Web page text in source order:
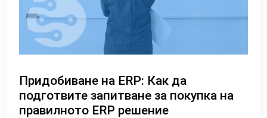
Придобиване на ERP: Как да
подготвите запитване за покупка на
правилното ERP решение